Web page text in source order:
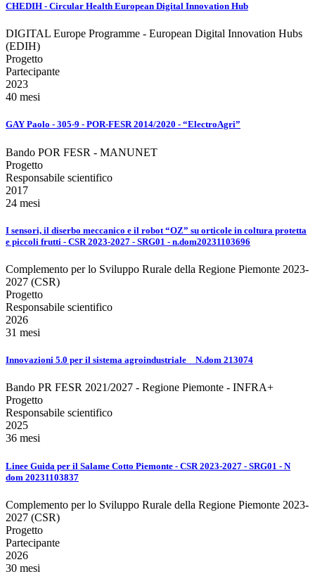
CHEDIH - Circular Health European Digital Innovation Hub
DIGITAL Europe Programme - European Digital Innovation Hubs
(EDIH)
Progetto
Partecipante
2023
40 mesi
GAY Paolo - 305-9 - POR-FESR 2014/2020 - “ElectroAgri”
Bando POR FESR - MANUNET
Progetto
Responsabile scientifico
2017
24 mesi
I sensori, il diserbo meccanico e il robot “OZ” su orticole in coltura protetta
e piccoli frutti - CSR 2023-2027 - SRG01 - n.dom20231103696
Complemento per lo Sviluppo Rurale della Regione Piemonte 2023-
2027 (CSR)
Progetto
Responsabile scientifico
2026
31 mesi
Innovazioni 5.0 per il sistema agroindustriale _ N.dom 213074
Bando PR FESR 2021/2027 - Regione Piemonte - INFRA+
Progetto
Responsabile scientifico
2025
36 mesi
Linee Guida per il Salame Cotto Piemonte - CSR 2023-2027 - SRG01 - N
dom 20231103837
Complemento per lo Sviluppo Rurale della Regione Piemonte 2023-
2027 (CSR)
Progetto
Partecipante
2026
30 mesi